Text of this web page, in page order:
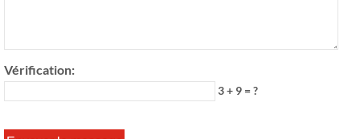
Vérification:
3 + 9 = ?